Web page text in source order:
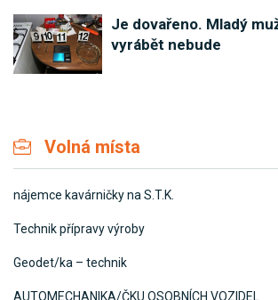
Je dovařeno. Mladý
vyrábět nebude
Volná místa
nájemce kavárničky na S.T.K.
Technik přípravy výroby
Geodet/ka – technik
AUTOMECHANIKA/ČKU OSOBNÍCH VOZIDEL